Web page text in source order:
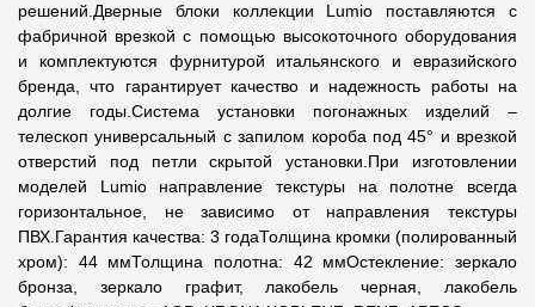
решений.Дверные блоки коллекции Lumio поставляются с
фабричной врезкой с помощью высокоточного оборудования
и комплектуются фурнитурой итальянского и евразийского
бренда, что гарантирует качество и надежность работы на
долгие годы.Система установки погонажных изделий –
телескоп универсальный с запилом короба под 45° и врезкой
отверстий под петли скрытой установки.При изготовлении
моделей Lumio направление текстуры на полотне всегда
горизонтальное, не зависимо от направления текстуры
ПВХ.Гарантия качества: 3 годаТолщина кромки (полированный
хром): 44 ммТолщина полотна: 42 ммОстекление: зеркало
бронза, зеркало графит, лакобель черная, лакобель